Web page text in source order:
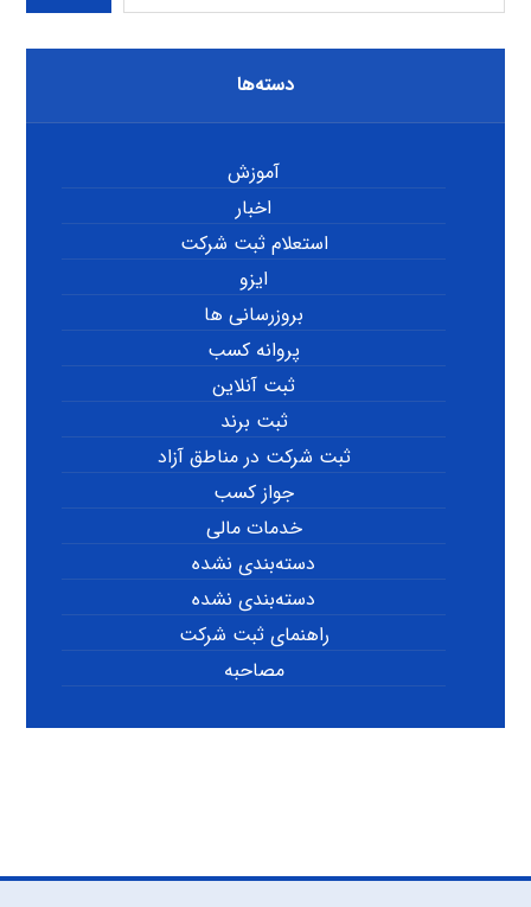
دسته‌ها
آموزش
اخبار
استعلام ثبت شرکت
ایزو
بروزرسانی ها
پروانه کسب
ثبت آنلاین
ثبت برند
ثبت شرکت در مناطق آزاد
جواز کسب
خدمات مالی
دسته‌بندی نشده
دسته‌بندی نشده
راهنمای ثبت شرکت
مصاحبه